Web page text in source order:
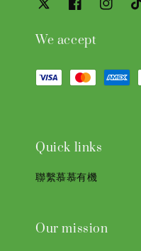
We accept
Quick links
聯繫慕慕有機
Our mission